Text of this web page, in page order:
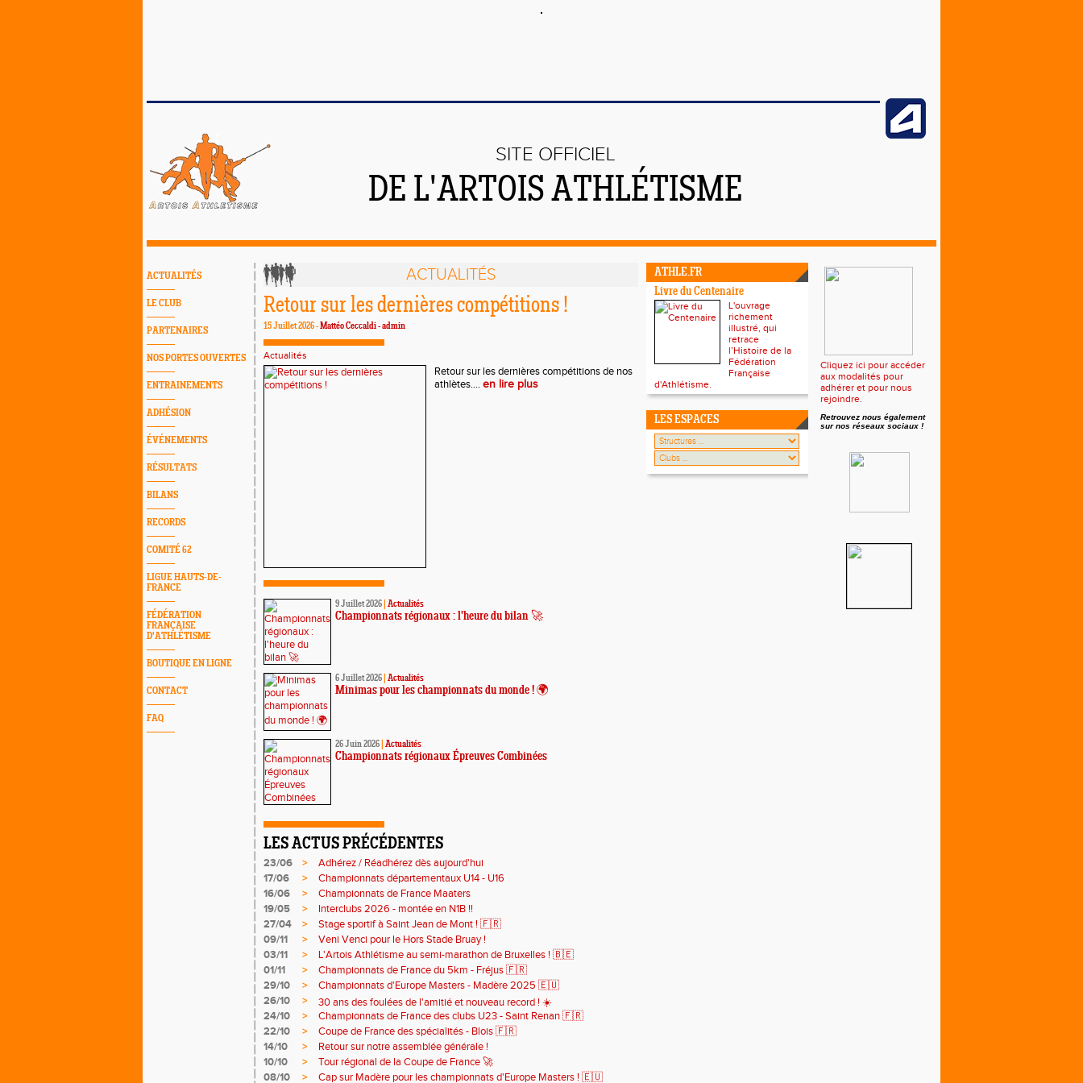
SITE OFFICIEL
DE L'ARTOIS ATHLÉTISME
ACTUALITÉS
LE CLUB
PARTENAIRES
NOS PORTES OUVERTES
ENTRAINEMENTS
ADHÉSION
ÉVÉNEMENTS
RÉSULTATS
BILANS
RECORDS
COMITÉ 62
LIGUE HAUTS-DE-
FRANCE
FÉDÉRATION
FRANÇAISE
D'ATHLÉTISME
BOUTIQUE EN LIGNE
CONTACT
FAQ
ACTUALITÉS
Retour sur les dernières compétitions !
15 Juillet 2026 -Mattéo Ceccaldi - admin
Actualités
Retour sur les dernières compétitions de nos
athlètes.... en lire plus
9 Juillet 2026 Actualités
Championnats régionaux : l'heure du bilan 🚀
6 Juillet 2026 Actualités
Minimas pour les championnats du monde ! 🌍
26 Juin 2026 Actualités
Championnats régionaux Épreuves Combinées
LES ACTUS PRÉCÉDENTES
23/06 >
Adhérez / Réadhérez dès aujourd'hui
17/06
>
Championnats départementaux U14 - U16
16/06
>
Championnats de France Maaters
19/05
>
Interclubs 2026 - montée en N1B !!
27/04
>
Stage sportif à Saint Jean de Mont ! 🇫🇷
09/11
>
Veni Venci pour le Hors Stade Bruay !
03/11
>
L'Artois Athlétisme au semi-marathon de Bruxelles ! 🇧🇪
01/11
>
Championnats de France du 5km - Fréjus 🇫🇷
29/10
>
Championnats d'Europe Masters - Madère 2025 🇪🇺
26/10
>
30 ans des foulées de l'amitié et nouveau record ! ☀️
24/10
>
Championnats de France des clubs U23 - Saint Renan 🇫🇷
22/10
>
Coupe de France des spécialités - Blois 🇫🇷
14/10
>
Retour sur notre assemblée générale !
10/10
>
Tour régional de la Coupe de France 🚀
08/10
> Cap sur Madère pour les championnats d'Europe Masters ! 🇪🇺
ATHLE.FR
Livre du Centenaire
L'ouvrage
richement
illustré, qui
retrace
l’Histoire de la
Fédération
Française
d'Athlétisme.
LES ESPACES
Cliquez ici pour accéder
aux modalités pour
adhérer et pour nous
rejoindre.
Retrouvez nous également
sur nos réseaux sociaux !